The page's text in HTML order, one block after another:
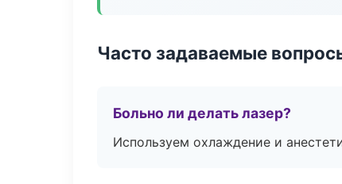
Часто задаваемые
Больно ли делать лазер?
Используем охлаждение и